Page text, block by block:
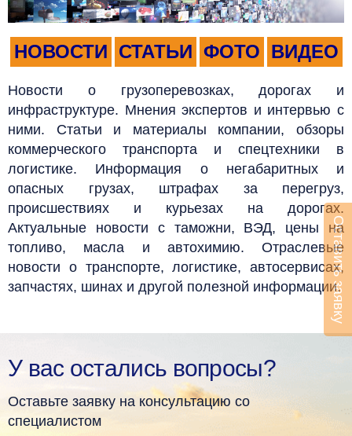
НОВОСТИ СТАТЬИ ФОТО ВИДЕО
Новости о грузоперевозках, дорогах и
инфраструктуре. Мнения экспертов и интервью с
ними. Статьи и материалы компании, обзоры
коммерческого транспорта и спецтехники в
логистике. Информация о негабаритных и
опасных грузах, штрафах за перегруз,
происшествиях и курьезах на дорогах.
Актуальные новости с таможни, ВЭД, цены на
топливо, масла и автохимию. Отраслевые
новости о транспорте, логистике, автосервисах,
запчастях, шинах и другой полезной информации.
У вас остались вопросы?
Оставьте заявку на консультацию со
специалистом
Оставить заявку